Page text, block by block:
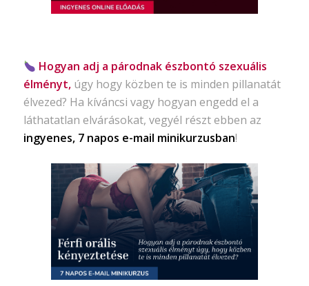
Hogyan adj a párodnak észbontó szexuális
élményt, úgy hogy közben te is minden pillanatát
élvezed? Ha kíváncsi vagy hogyan engedd el a
láthatatlan elvárásokat, vegyél részt ebben az
ingyenes, 7 napos e-mail minikurzusban!